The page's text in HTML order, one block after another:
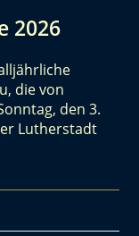
2026
die von
den 3.
Lutherstadt